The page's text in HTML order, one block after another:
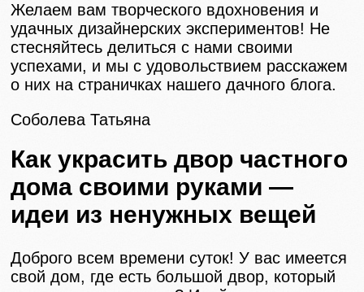
Желаем вам творческого вдохновения и
удачных дизайнерских экспериментов! Не
стесняйтесь делиться с нами своими
успехами, и мы с удовольствием расскажем
о них на страничках нашего дачного блога.
Соболева Татьяна
Как украсить двор частного
дома своими руками —
идеи из ненужных вещей
Доброго всем времени суток! У вас имеется
свой дом, где есть большой двор, который